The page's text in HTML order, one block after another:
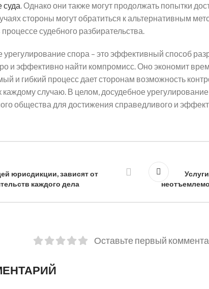
суда. Однако они также могут продолжать попытки
стороны могут обратиться к альтернативным
судебного разбирательства.
урегулирование спора – это эффективный способ
и эффективно найти компромисс. Оно экономит
и гибкий процесс дает сторонам возможность
случаю. В целом, досудебное
общества для достижения справедливого и
юрисдикции, зависят от
каждого дела
Оставьте первый